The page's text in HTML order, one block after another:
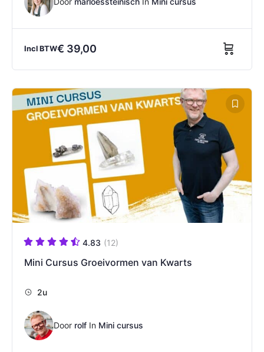
€ 39,00
Incl BTW
4.83 (12)
Mini Cursus Groeivormen van Kwarts
2u
Door rolf In Mini cursus